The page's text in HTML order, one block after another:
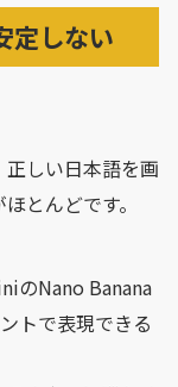
定しない
しい日本語を画
とんどです。
のNano Banana
トで表現できる